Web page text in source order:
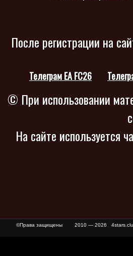
После регистрации на
Телеграм EA FC26
© При использовании
На сайте используется
©Права защищены 2010 — 2026